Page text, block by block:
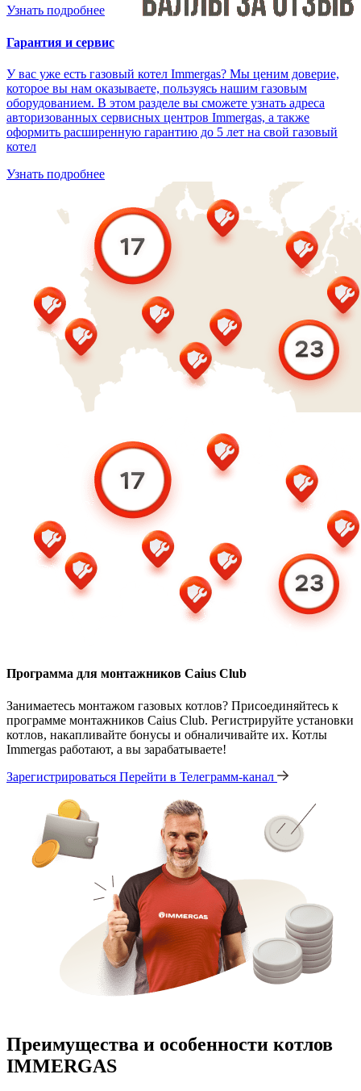
Узнать подробнее
Гарантия и сервис
У вас уже есть газовый котел Immergas? Мы ценим доверие,
которое вы нам оказываете, пользуясь нашим газовым
оборудованием. В этом разделе вы сможете узнать адреса
авторизованных сервисных центров Immergas, а также
оформить расширенную гарантию до 5 лет на свой газовый
котел
Узнать подробнее
Программа для монтажников Caius Club
Занимаетесь монтажом газовых котлов? Присоединяйтесь к
программе монтажников Caius Club. Регистрируйте установки
котлов, накапливайте бонусы и обналичивайте их. Котлы
Immergas работают, а вы зарабатываете!
Зарегистрироваться Перейти в Телеграмм-канал
Преимущества и особенности котлов
IMMERGAS